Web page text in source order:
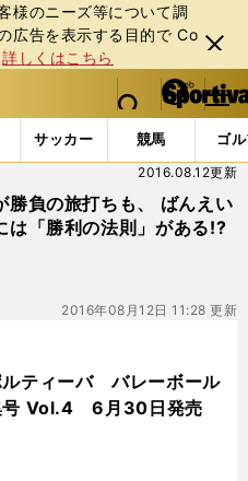
様のニーズ等について調
広告を表⽰する⽬的で Co
詳しくはこちら
閉じ
る
web Sportiva (webスポルティーバ)
検索
マイペ
ー
ジ
メニュ
サッカー 競馬 ゴ
ュース・ 情報
勝負の旅打ちも、 ばんえい
は「勝利の法則」がある!?
2016.08.12更新
2016年08月12日 11:28 更新
ルティーバ バレーボール
号 Vol.4 6月30日発売